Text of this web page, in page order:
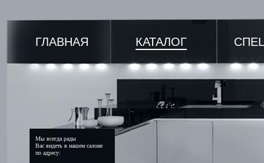
Мы всегда рады
Вас видеть в нашем салоне
по адресу:
ГЛАВНАЯ КАТАЛОГ